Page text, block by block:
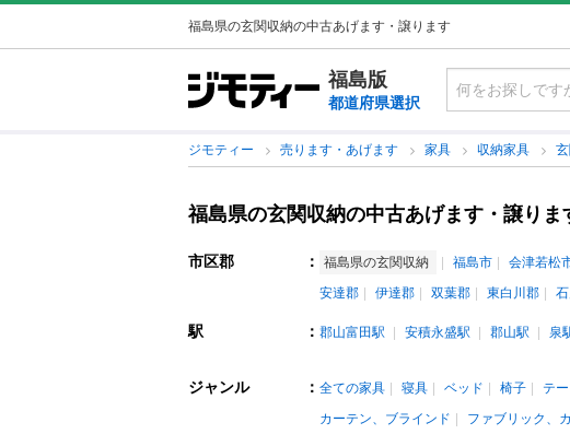
福島県の玄関収納の中古あげます・譲ります
福島版
都道府県選択
ジモティー 売ります・あげます 家具 収納家具
福島県の玄関収納の中古あげます・譲りま
市区郡 ： 福島県の玄関収納 福島市 会津若松
安達郡
伊達郡 双葉郡 東白川郡
駅 ： 郡山富田駅 安積永盛駅 郡山駅 泉
ジャンル ： 全ての家具 寝具 ベッド 椅子 テ
カーテン、ブラインド
ファブリック、